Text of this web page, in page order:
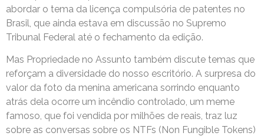
abordar o tema da licença compulsória de patentes no
Brasil, que ainda estava em discussão no Supremo
Tribunal Federal até o fechamento da edição.
Mas Propriedade no Assunto também discute temas que
reforçam a diversidade do nosso escritório. A surpresa do
valor da foto da menina americana sorrindo enquanto
atrás dela ocorre um incêndio controlado, um meme
famoso, que foi vendida por milhões de reais, traz luz
sobre as conversas sobre os NTFs (Non Fungible Tokens)